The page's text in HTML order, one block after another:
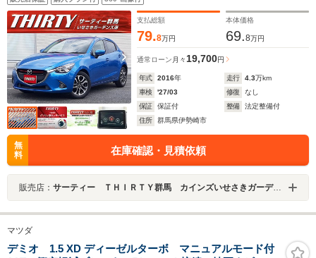
ックモニター シートヒーター ドラレコ前後 パドル
シフト Bluetooth LEDオートライト
支払総額
79.8万円
本体価格
69.8万円
通常ローン 月々19,700円
年式 2016年 走行 4.3万km
車検
'27/03 修復
なし
保証
保証付 整備
法定整備付
住所
群馬県伊勢崎市
無
料
在庫確認・見積依頼
販売店： サーティー ＴＨＩＲＴＹ群馬 カインズいせさきガーデンズ店
マツダ
デミオ 1.5 XD ディーゼルターボ マニュアルモード付